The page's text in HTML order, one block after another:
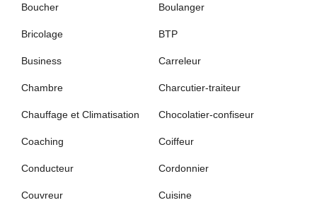
Boucher Boulanger
Bricolage BTP
Business Carreleur
Chambre Charcutier-traiteur
Chauffage et Climatisation Chocolatier-confiseur
Coaching Coiffeur
Conducteur Cordonnier
Couvreur Cuisine